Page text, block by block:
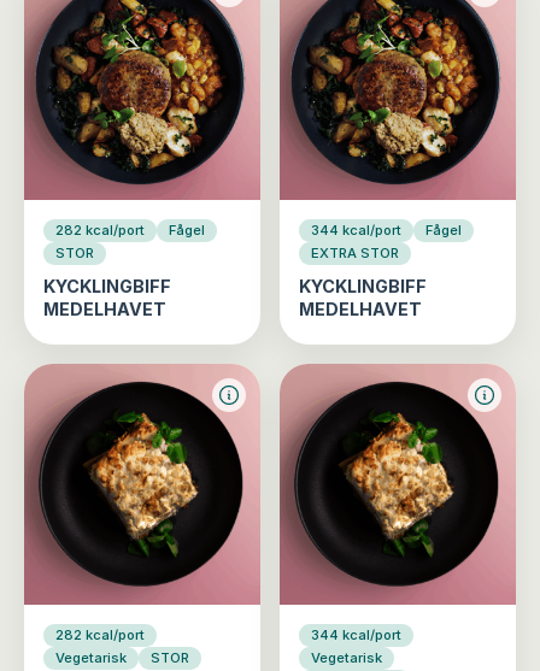
282 kcal/port
Fågel
STOR
KYCKLINGBIFF
MEDELHAVET
344 kcal/port
Fågel
EXTRA STOR
KYCKLINGBIFF
MEDELHAVET
282 kcal/port
Vegetarisk
STOR
344 kcal/port
Vegetarisk